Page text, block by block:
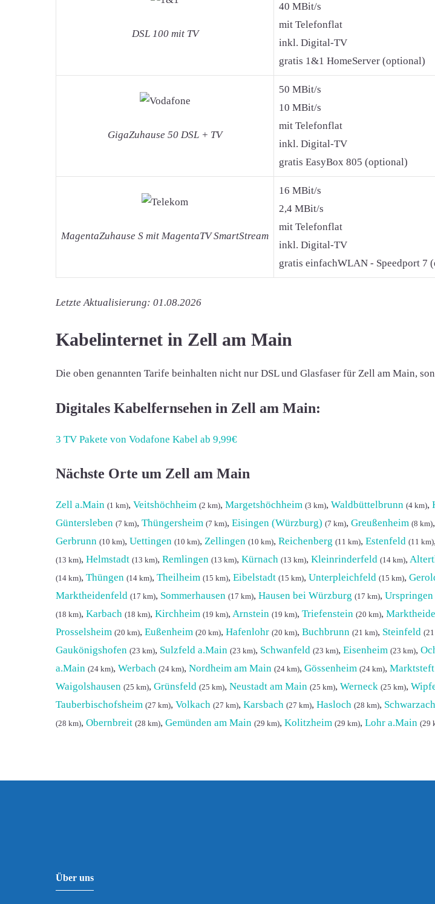
DSL 100 mit TV
40 MBit/s
mit Telefonflat
inkl. Digital-TV
gratis 1&1 HomeServer (optional)
GigaZuhause 50 DSL + TV
50 MBit/s
10 MBit/s
mit Telefonflat
inkl. Digital-TV
gratis EasyBox 805 (optional)
MagentaZuhause S mit MagentaTV SmartStream
16 MBit/s
2,4 MBit/s
mit Telefonflat
inkl. Digital-TV
gratis einfachWLAN - Speedport 7
Letzte Aktualisierung: 01.08.2026
Kabelinternet in Zell am Main
Die oben genannten Tarife beinhalten nicht nur DSL und Glasfaser für Zell am Main,
Digitales Kabelfernsehen in Zell am Main:
3 TV Pakete von Vodafone Kabel ab 9,99€
Nächste Orte um Zell am Main
Zell a.Main (1 km), Veitshöchheim (2 km), Margetshöchheim (3 km), Waldbüttelbrunn (4 km),
Güntersleben (7 km), Thüngersheim (7 km), Eisingen (Würzburg) (7 km), Greußenheim (8 km),
Gerbrunn (10 km), Uettingen (10 km), Zellingen (10 km), Reichenberg (11 km), Estenfeld (11 km),
(13 km), Helmstadt (13 km), Remlingen (13 km), Kürnach (13 km), Kleinrinderfeld (14 km),
(14 km), Thüngen (14 km), Theilheim (15 km), Eibelstadt (15 km), Unterpleichfeld (15 km),
Marktheidenfeld (17 km), Sommerhausen (17 km), Hausen bei Würzburg (17 km), Urspringen
(18 km), Karbach (18 km), Kirchheim (19 km), Arnstein (19 km), Triefenstein (20 km),
Prosselsheim (20 km), Eußenheim (20 km), Hafenlohr (20 km), Buchbrunn (21 km), Steinfeld
Gaukönigshofen (23 km), Sulzfeld a.Main (23 km), Schwanfeld (23 km), Eisenheim (23 km),
a.Main (24 km), Werbach (24 km), Nordheim am Main (24 km), Gössenheim (24 km), Marktsteft
Waigolshausen (25 km), Grünsfeld (25 km), Neustadt am Main (25 km), Werneck (25 km),
Tauberbischofsheim (27 km), Volkach (27 km), Karsbach (27 km), Hasloch (28 km),
(28 km), Obernbreit (28 km), Gemünden am Main (29 km), Kolitzheim (29 km), Lohr a.Main (29
Über uns